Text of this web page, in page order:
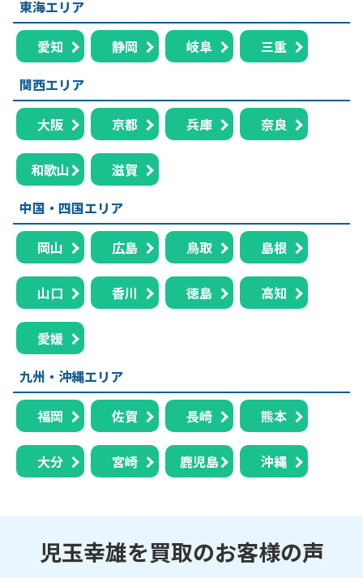
東海エリア
愛知 静岡 岐阜
三重
関西エリア
大阪 京都 兵庫 奈良
和歌山
滋賀
中国・四国エリア
岡山 広島 鳥取 島根
山口 香川 徳島 高知
愛媛
九州・沖縄エリア
福岡 佐賀 長崎 熊本
大分 宮崎 鹿児島 沖縄
児玉幸雄を買取のお客様の声